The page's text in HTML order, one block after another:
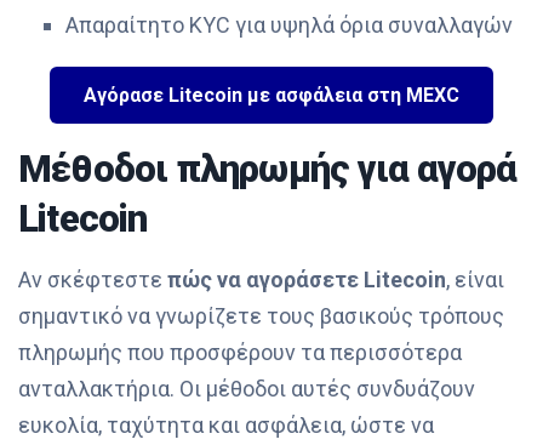
Απαραίτητο KYC για υψηλά όρια συναλλαγών
Αγόρασε Litecoin με ασφάλεια στη MEXC
Μέθοδοι πληρωμής για αγορά
Litecoin
Αν σκέφτεστε πώς να αγοράσετε Litecoin, είναι
σημαντικό να γνωρίζετε τους βασικούς τρόπους
πληρωμής που προσφέρουν τα περισσότερα
ανταλλακτήρια. Οι μέθοδοι αυτές συνδυάζουν
ευκολία, ταχύτητα και ασφάλεια, ώστε να